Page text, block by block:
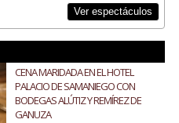
Ver espectáculos
CENA MARIDADA EN EL HOTEL
PALACIO DE SAMANIEGO CON
BODEGAS ALÚTIZ Y REMÍREZ DE
GANUZA